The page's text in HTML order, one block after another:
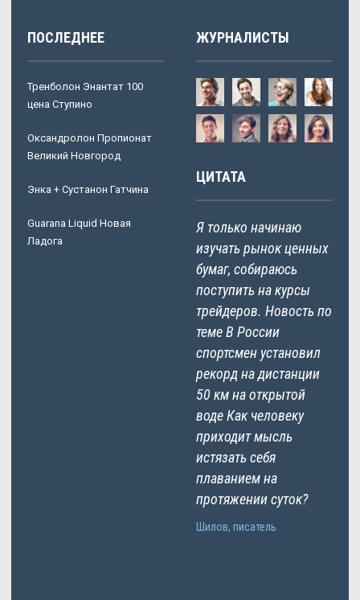
ПОСЛЕДНЕЕ
Тренболон Энантат 100
цена Ступино
Оксандролон Пропионат
Великий Новгород
Энка + Сустанон Гатчина
Guarana Liquid Новая
Ладога
ЖУРНАЛИСТЫ
ЦИТАТА
Я только начинаю
изучать рынок ценных
бумаг, собираюсь
поступить на курсы
трейдеров. Новость по
теме В России
спортсмен установил
рекорд на дистанции
50 км на открытой
воде Как человеку
приходит мысль
истязать себя
плаванием на
протяжении суток?
Шилов, писатель